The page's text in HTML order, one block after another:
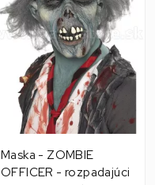
Maska - ZOMBIE
OFFICER - rozpadajúci